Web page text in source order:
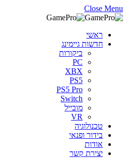
Close Menu
ראשי
חדשות גיימינג
ביקורות
PC
XBX
PS5
PS5 Pro
Switch
מובייל
VR
טכנולוגיה
בידור ופנאי
אודות
יצירת קשר